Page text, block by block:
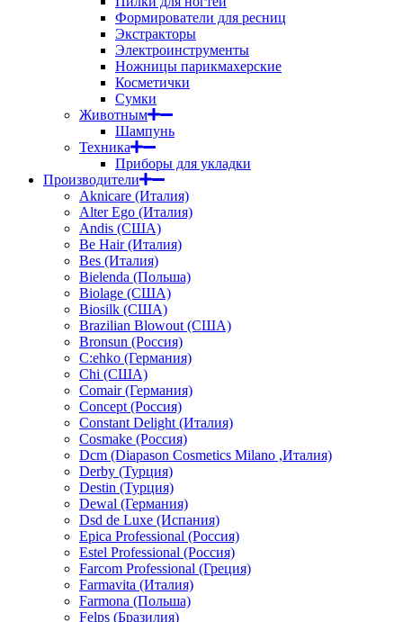
Формирователи для ресниц
Экстракторы
Электроинструменты
Ножницы парикмахерские
Косметички
Сумки
Животным
Шампунь
Техника
Приборы для укладки
Производители
Aknicare (Италия)
Alter Ego (Италия)
Andis (США)
Be Hair (Италия)
Bes (Италия)
Bielenda (Польша)
Biolage (США)
Biosilk (США)
Brazilian Blowout (США)
Bronsun (Россия)
C:ehko (Германия)
Chi (США)
Comair (Германия)
Concept (Россия)
Constant Delight (Италия)
Cosmake (Россия)
Dcm (Diapason Cosmetics Milano ,Италия)
Derby (Турция)
Destin (Турция)
Dewal (Германия)
Dsd de Luxe (Испания)
Epica Professional (Россия)
Estel Professional (Россия)
Farcom Professional (Греция)
Farmavita (Италия)
Farmona (Польша)
Felps (Бразилия)